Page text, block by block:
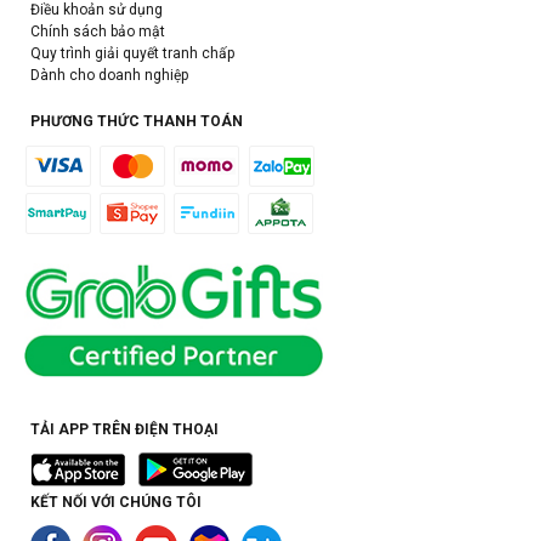
Điều khoản sử dụng
Chính sách bảo mật
Quy trình giải quyết tranh chấp
Dành cho doanh nghiệp
PHƯƠNG THỨC THANH TOÁN
TẢI APP TRÊN ĐIỆN THOẠI
KẾT NỐI VỚI CHÚNG TÔI